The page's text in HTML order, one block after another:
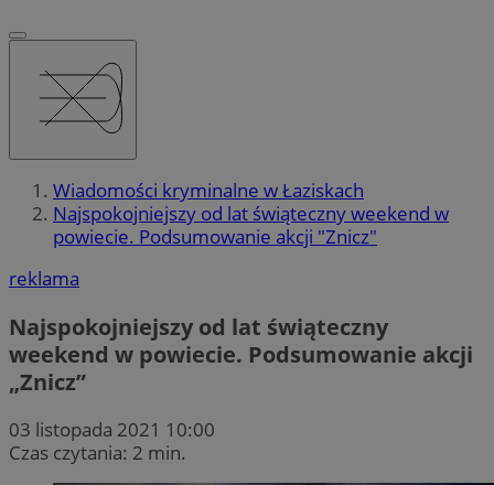
Wiadomości kryminalne w Łaziskach
Najspokojniejszy od lat świąteczny weekend w
powiecie. Podsumowanie akcji "Znicz"
reklama
Najspokojniejszy od lat świąteczny
weekend w powiecie. Podsumowanie akcji
„Znicz”
03 listopada 2021 10:00
Czas czytania: 2 min.